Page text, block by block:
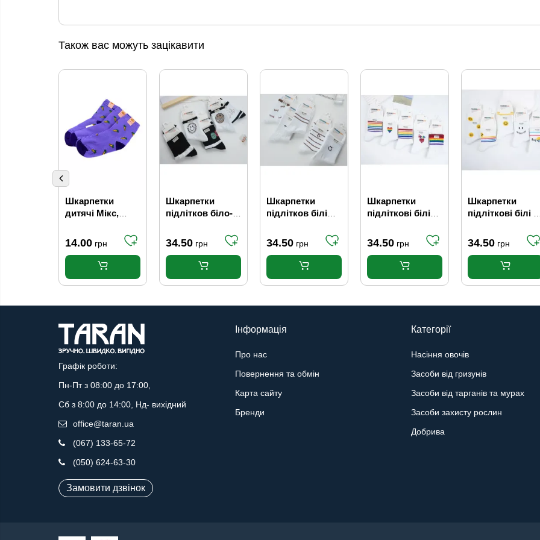
Також вас можуть зацікавити
Шкарпетки
дитячі Мікс,
тоненькі (р.22-
26)
14.00 грн
Шкарпетки
підлітков білo-
Мікс (р.22-24)
34.50 грн
Шкарпетки
підлітков білі
смужка, (р.22-24)
34.50 грн
Шкарпетки
підліткові білі
Fashion (р.22-24)
34.50 грн
Шкарпетки
підліткові білі з
смайликами
Fashion (р.22-24)
34.50 грн
Графік роботи:
Пн-Пт з 08:00 до 17:00,
Сб з 8:00 до 14:00, Нд- вихідний
office@taran.ua
(067) 133-65-72
(050) 624-63-30
Замовити дзвінок
Інформація
Про нас
Повернення та обмін
Карта сайту
Бренди
Категорії
Насіння овочів
Засоби від гризунів
Засоби від тарганів та мурах
Засоби захисту рослин
Добрива